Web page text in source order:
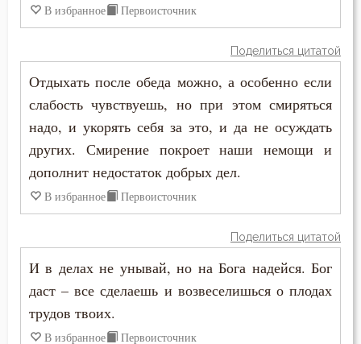
Борьба
Будущее
Власть
Воздаяние
Воля
Воля Божия
Врач
Лев Оптинский (Наголкин)
Макарий Великий
Макарий Оптинский (Иванов)
Максим Исповедник
Марк Подвижник
Николай Сербский
Симеон Новый Богослов
В избранное Первоисточник
Поделиться цитатой
Отдыхать после обеда можно, а особенно если
слабость чувствуешь, но при этом смиряться
надо, и укорять себя за это, и да не осуждать
других. Смирение покроет наши немощи и
дополнит недостаток добрых дел.
В избранное Первоисточник
Поделиться цитатой
И в делах не унывай, но на Бога надейся. Бог
даст – все сделаешь и возвеселишься о плодах
трудов твоих.
В избранное Первоисточник